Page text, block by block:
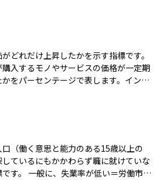
）：短期金利を上下させて、消費や投
。 - 公開市場操作：中央銀行が国債など
場の資金量を調整します。 - 預金準備率
行に預ける準備金の割合を調整すること
コントロールします。 金融政策
、金利低下により通貨が下落しやすく
ァクターであり、中央銀行の声明や会
家が注目しています。
どれだけ上昇したかを示す指標です。
入するモノやサービスの価格が一定期
をパーセンテージで表します。インフ
（働く意思と能力のある15歳以上の
ているにもかかわらず職に就けていな
＝労働市場